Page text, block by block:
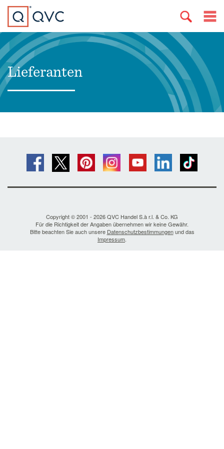
Lieferanten
Copyright © 2001 - 2026 QVC Handel S.à r.l. & Co. KG
Für die Richtigkeit der Angaben übernehmen wir keine Gewähr.
Bitte beachten Sie auch unsere Datenschutzbestimmungenund das
Impressum.